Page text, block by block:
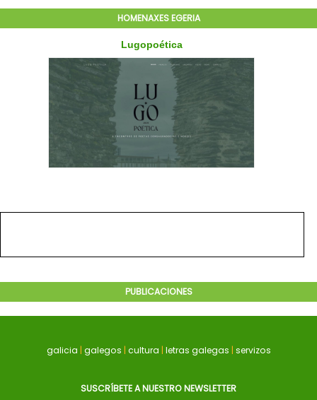
HOMENAXES EGERIA
PUBLICACIONES
galicia | galegos | cultura | letras galegas | servizos
SUSCRÍBETE A NUESTRO NEWSLETTER